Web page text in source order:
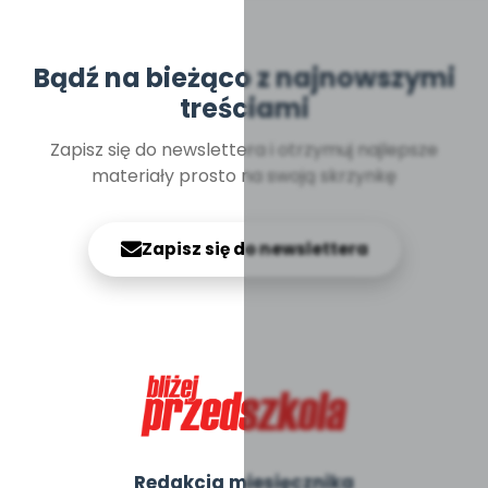
Bądź na bieżąco z najnowszymi
treściami
Zapisz się do newslettera i otrzymuj najlepsze
materiały prosto na swoją skrzynkę
Zapisz się do newslettera
Redakcja miesięcznika